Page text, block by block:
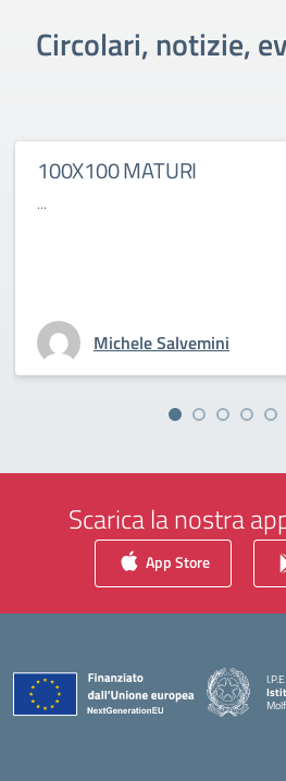
Circolari, notizie,
100X100 MATURI
...
Michele Salvemini
Scarica la nostra
App Store